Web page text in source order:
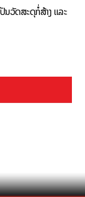
ນວັດສະດຸກໍ່ສ້າງ ແລະ